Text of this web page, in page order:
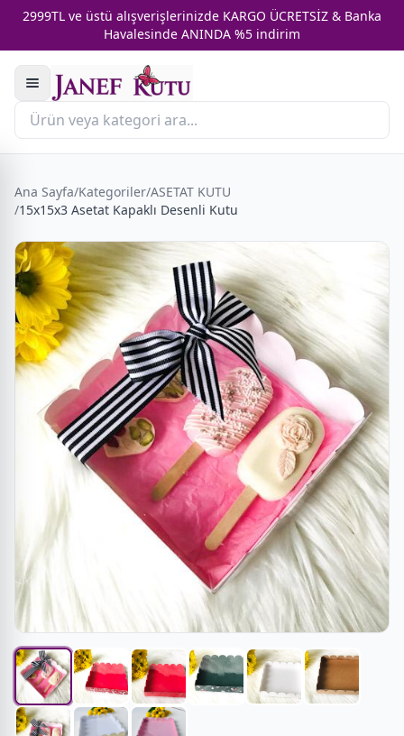
2999TL ve üstü alışverişlerinizde KARGO ÜCRETSİZ & Banka
Havalesinde ANINDA %5 indirim
Ana Sayfa/Kategoriler/ASETAT KUTU
/15x15x3 Asetat Kapaklı Desenli Kutu